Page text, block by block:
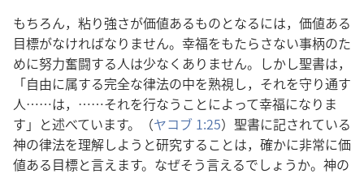
もちろん，粘り強さが価値あるものとなるには，価値ある
目標がなければなりません。幸福をもたらさない事柄のた
めに努力奮闘する人は少なくありません。しかし聖書は，
「自由に属する完全な律法の中を熟視し，それを守り通す
人……は，……それを行なうことによって幸福になりま
す」と述べています。（ヤコブ 1:25）聖書に記されている
神の律法を理解しようと研究することは，確かに非常に価
値ある目標と言えます。なぜそう言えるでしょうか。神の